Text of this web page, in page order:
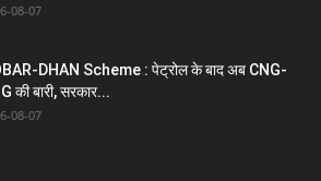
08-07
DHAN Scheme : पेट्रोल के बाद अब CNG-
की बारी, सरकार...
08-07